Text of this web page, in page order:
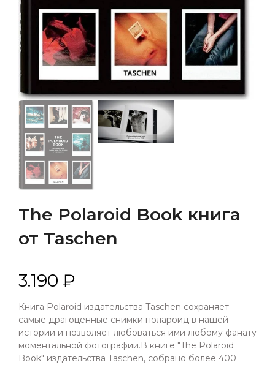
The Polaroid Book книга
от Taschen
3.190 ₽
Книга Polaroid издательства Taschen сохраняет
самые драгоценные снимки полароид в нашей
истории и позволяет любоваться ими любому фанату
моментальной фотографии.В книге "The Polaroid
Book" издательства Taschen, собрано более 400